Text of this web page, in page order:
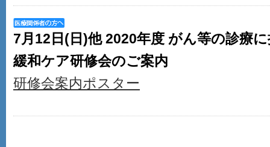
7月12日(日)他 2020年度 がん等の診療
緩和ケア研修会のご案内
研修会案内ポスター